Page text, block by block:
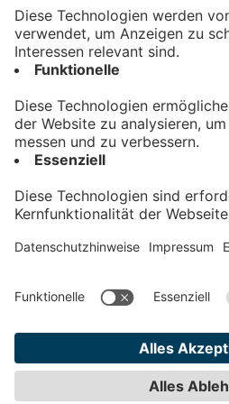
Kontakt
Impressum
Privatsphäre